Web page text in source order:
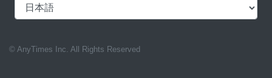
© AnyTimes Inc. All Rights Reserved